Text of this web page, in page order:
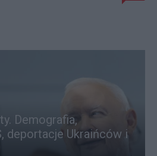
Demografia,
deportacje Ukraińców i